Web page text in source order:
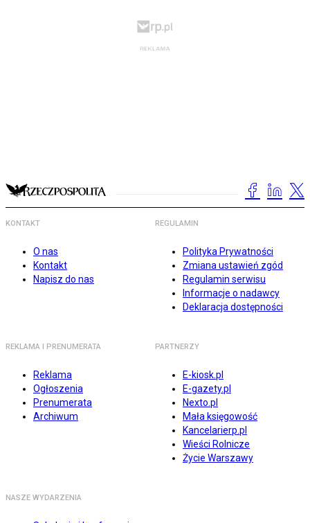
KONTAKT
O nas
Kontakt
Napisz do nas
REGULAMIN
Polityka Prywatności
Zmiana ustawień zgód
Regulamin serwisu
Informacje o nadawcy
Deklaracja dostępności
REKLAMA I PRENUMERATA
Reklama
Ogłoszenia
Prenumerata
Archiwum
PARTNERZY
E-kiosk.pl
E-gazety.pl
Nexto.pl
Mała księgowość
Kancelarierp.pl
Wieści Rolnicze
Życie Warszawy
NASZE WYDARZENIA